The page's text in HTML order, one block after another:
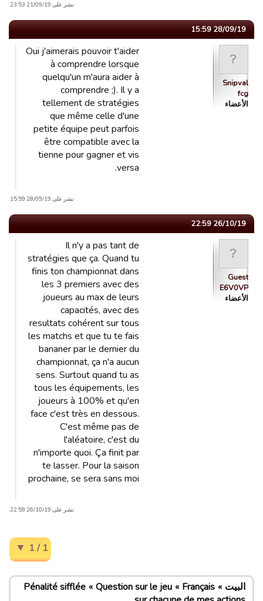
نشر على 21/09/19 23:53.
28/09/19 15:59
Snipval
fcg
الأعضاء
Oui j'aimerais pouvoir t'aider
à comprendre lorsque
quelqu'un m'aura aider à
comprendre ;). Il y a
tellement de stratégies
que même celle d'une
petite équipe peut parfois
être compatible avec la
tienne pour gagner et vis
versa.
نشر على 28/09/19 15:59.
26/10/19 22:59
Guest
E6V0VP
الأعضاء
Il n'y a pas tant de
stratégies que ça. Quand tu
finis ton championnat dans
les 3 premiers avec des
joueurs au max de leurs
capacités, avec des
resultats cohérent sur tous
les matchs et que tu te fais
bananer par le dernier du
championnat, ça n'a aucun
sens. Surtout quand tu as
tous les équipements, les
joueurs à 100% et qu'en
face c'est très en dessous.
C'est même pas de
l'aléatoire, c'est du
n'importe quoi. Ça finit par
te lasser. Pour la saison
prochaine, se sera sans moi
نشر على 26/10/19 22:59.
1 / 1
البيت Français
Question sur le jeu
Pénalité sifflée